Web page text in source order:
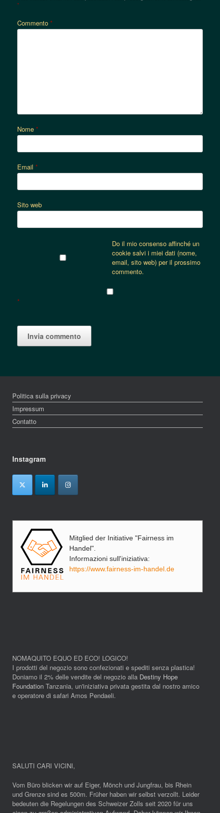
*
Commento *
Nome *
Email *
Sito web
Do il mio consenso affinché un
cookie salvi i miei dati (nome,
email, sito web) per il prossimo
commento.
*
Politica sulla privacy
Impressum
Contatto
Instagram
Mitglied der Initiative "Fairness im
Handel".
Informazioni sull'iniziativa:
https://www.fairness-im-handel.de
NOMAQUITO EQUO ED ECO! LOGICO!
I prodotti del negozio sono confezionati e spediti senza plastica!
Doniamo il 2% delle vendite del negozio alla Destiny Hope
Foundation Tanzania, un'iniziativa privata gestita dal nostro amico
e operatore di safari Amos Pendaeli.
SALUTI CARI VICINI,
Vom Büro blicken wir auf Eiger, Mönch und Jungfrau, bis Rhein
und Grenze sind es 500m. Früher haben wir selbst verzollt. Leider
bedeuten die Regelungen des Schweizer Zolls seit 2020 für uns